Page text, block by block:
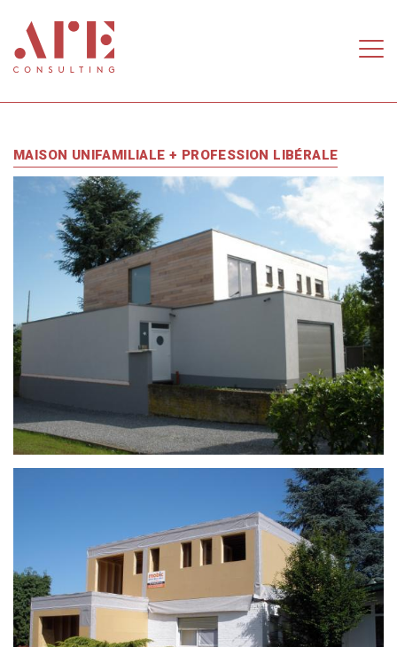
MAISON UNIFAMILIALE + PROFESSION LIBÉRALE